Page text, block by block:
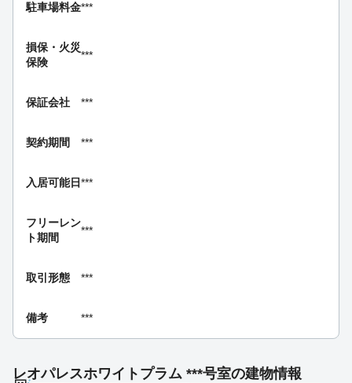
駐車場料金***
損保・ 火災
保険
***
保証会社 ***
契約期間 ***
入居可能日***
フリーレン
ト期間
***
取引形態 ***
備考 ***
レオパレスホワイトプラム ***号室の建物情報